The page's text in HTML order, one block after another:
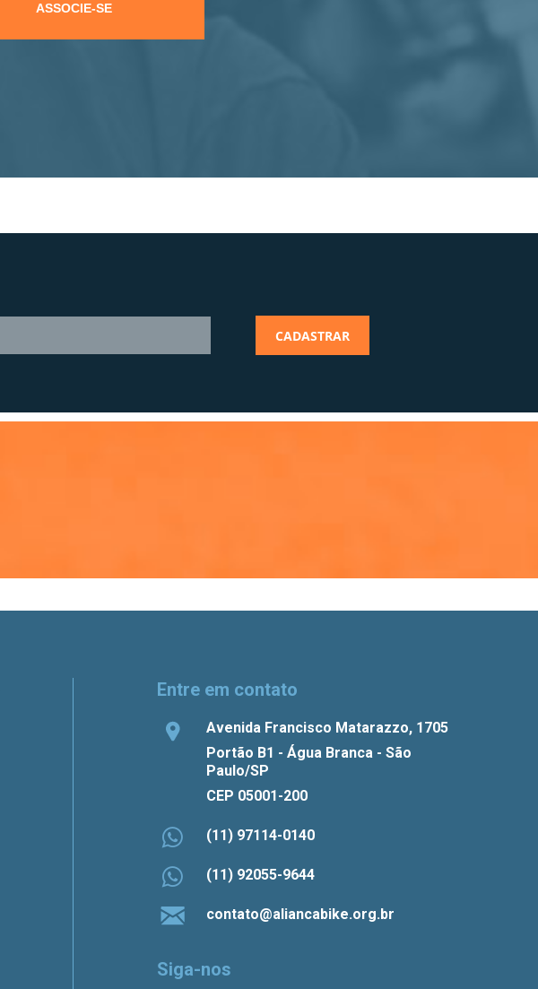
ASSOCIE-SE
Entre em contato
Avenida Francisco Matarazzo, 1705
Portão B1 - Água Branca - São
Paulo/SP
CEP 05001-200
(11) 97114-0140
(11) 92055-9644
contato@aliancabike.org.br
Siga-nos